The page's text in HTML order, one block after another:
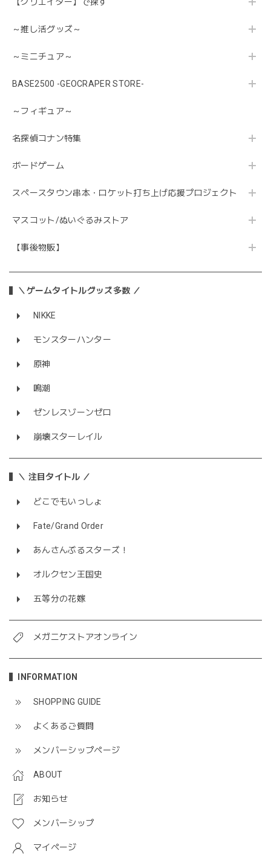
【クリエイター】で探す
～推し活グッズ～
～ミニチュア～
BASE2500 -GEOCRAPER STORE-
～フィギュア～
名探偵コナン特集
ボードゲーム
スペースタウン串本・ロケット打ち上げ応援プロジェクト
マスコット/ぬいぐるみストア
【事後物販】
＼ゲームタイトルグッズ多数 ／
NIKKE
モンスターハンター
原神
鳴潮
ゼンレスゾーンゼロ
崩壊スターレイル
＼ 注目タイトル ／
どこでもいっしょ
Fate/Grand Order
あんさんぶるスターズ！
オルクセン王国史
五等分の花嫁
メガニケストアオンライン
INFORMATION
SHOPPING GUIDE
よくあるご質問
メンバーシップページ
ABOUT
お知らせ
メンバーシップ
マイページ